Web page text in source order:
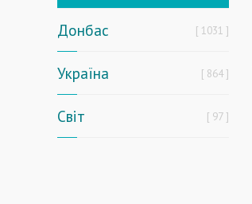
Донбас 1031
Україна 864
Світ 97